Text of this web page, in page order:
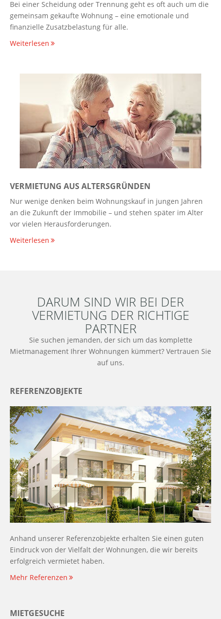
Bei einer Scheidung oder Trennung geht es oft auch um die
gemeinsam gekaufte Wohnung – eine emotionale und
finanzielle Zusatzbelastung für alle.
Weiterlesen
VERMIETUNG AUS ALTERSGRÜNDEN
Nur wenige denken beim Wohnungskauf in jungen Jahren
an die Zukunft der Immobilie – und stehen später im Alter
vor vielen Herausforderungen.
Weiterlesen
DARUM SIND WIR BEI DER
VERMIETUNG DER RICHTIGE
PARTNER
Sie suchen jemanden, der sich um das komplette
Mietmanagement Ihrer Wohnungen kümmert? Vertrauen Sie
auf uns.
REFERENZOBJEKTE
Anhand unserer Referenzobjekte erhalten Sie einen guten
Eindruck von der Vielfalt der Wohnungen, die wir bereits
erfolgreich vermietet haben.
Mehr Referenzen
MIETGESUCHE